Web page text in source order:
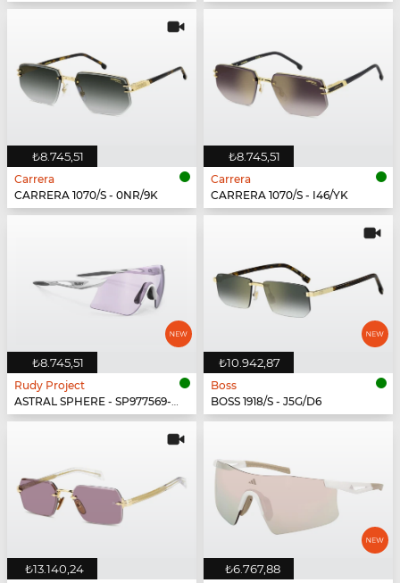
₺8.745,51
Carrera
CARRERA 1070/S - 0NR/9K
₺8.745,51
Carrera
CARRERA 1070/S - I46/YK
₺8.745,51
Rudy Project
ASTRAL SPHERE - SP977569-0000
₺10.942,87
Boss
BOSS 1918/S - J5G/D6
₺13.140,24 ₺6.767,88